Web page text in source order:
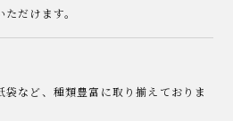
だけます。
など、種類豊富に取り揃えておりま